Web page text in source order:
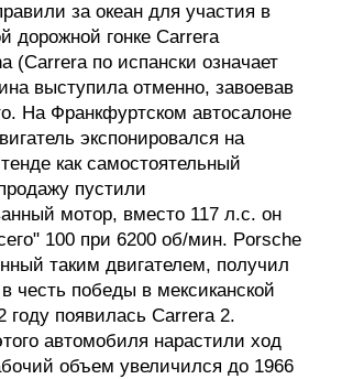
за океан для участия в
дорожной гонке Carrera
(Carrera по испански означает
выступила отменно, завоевав
На Франкфуртском автосалоне
экспонировался на
как самостоятельный
пустили
мотор, вместо 117 л.с. он
100 при 6200 об/мин. Porsche
таким двигателем, получил
честь победы в мексиканской
году появилась Carrera 2.
автомобиля нарастили ход
объем увеличился до 1966